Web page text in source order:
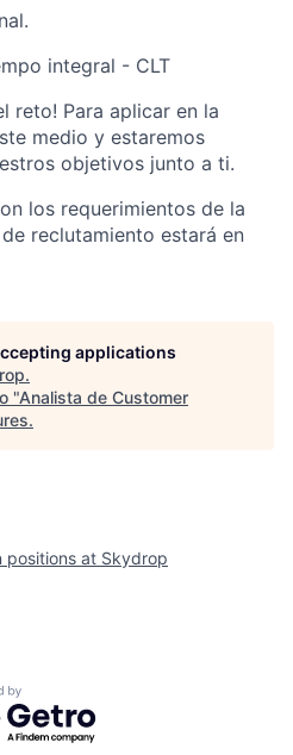
integral - CLT
reto! Para aplicar en la
medio y estaremos
objetivos junto a ti.
los requerimientos de la
reclutamiento estará en
applications
.
"Analista de Customer
.
positions at Skydrop
by Getro.com